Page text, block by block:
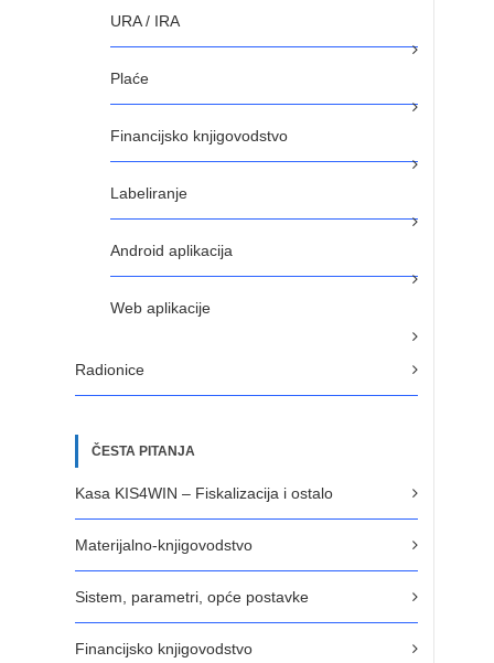
URA / IRA
Plaće
Financijsko knjigovodstvo
Labeliranje
Android aplikacija
Web aplikacije
Radionice
ČESTA PITANJA
Kasa KIS4WIN – Fiskalizacija i ostalo
Materijalno-knjigovodstvo
Sistem, parametri, opće postavke
Financijsko knjigovodstvo